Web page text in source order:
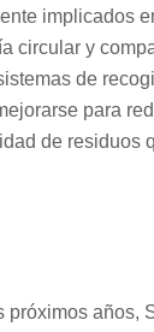
implicados
circular y
de
para
de residuos
próximos años,